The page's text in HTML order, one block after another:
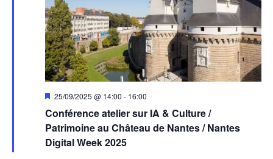
Conférence atelier sur IA & Culture /
Patrimoine au Château de Nantes / Nantes
Digital Week 2025
Mis
avant
25/09/2025 @ 14:00 - 16:00